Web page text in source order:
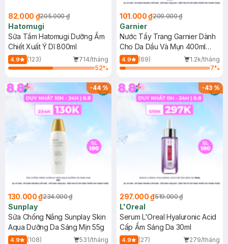
82.000 ₫205.000 ₫
Hatomugi
Sữa Tắm Hatomugi Dưỡng Ẩm
Chiết Xuất Ý Dĩ 800ml
4.9 (123)
714/tháng
52%
101.000 ₫209.000 ₫
Garnier
Nước Tẩy Trang Garnier Dành
Cho Da Dầu Và Mụn 400ml
(Mới)
4.9 (69)
1.2k/tháng
7%
-44%
130.000 ₫234.000 ₫
Sunplay
Sữa Chống Nắng Sunplay Skin
Aqua Dưỡng Da Sáng Mịn 55g
4.9 (108)
531/tháng
-43%
297.000 ₫519.000 ₫
L'Oreal
Serum L'Oreal Hyaluronic Acid
Cấp Ẩm Sáng Da 30ml
4.9 (27)
279/tháng